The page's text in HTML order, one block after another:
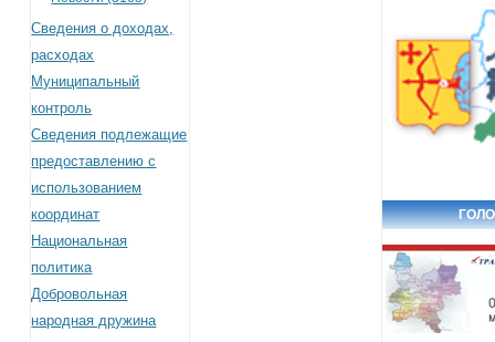
Сведения о доходах,
расходах
Муниципальный
контроль
Сведения подлежащие
предоставлению с
использованием
координат
Национальная
политика
Добровольная
народная дружина